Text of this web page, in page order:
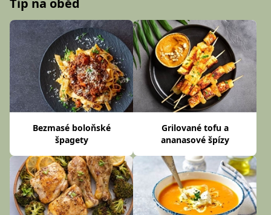
Tip na oběd
Bezmasé boloňské
špagety
Grilované tofu a
ananasové špízy